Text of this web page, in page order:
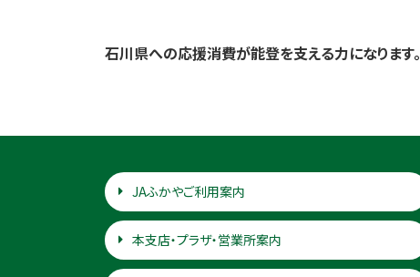
石川県への応援消費が能登を支える力になります。
JAふかやご利用案内
本支店・プラザ・営業所案内